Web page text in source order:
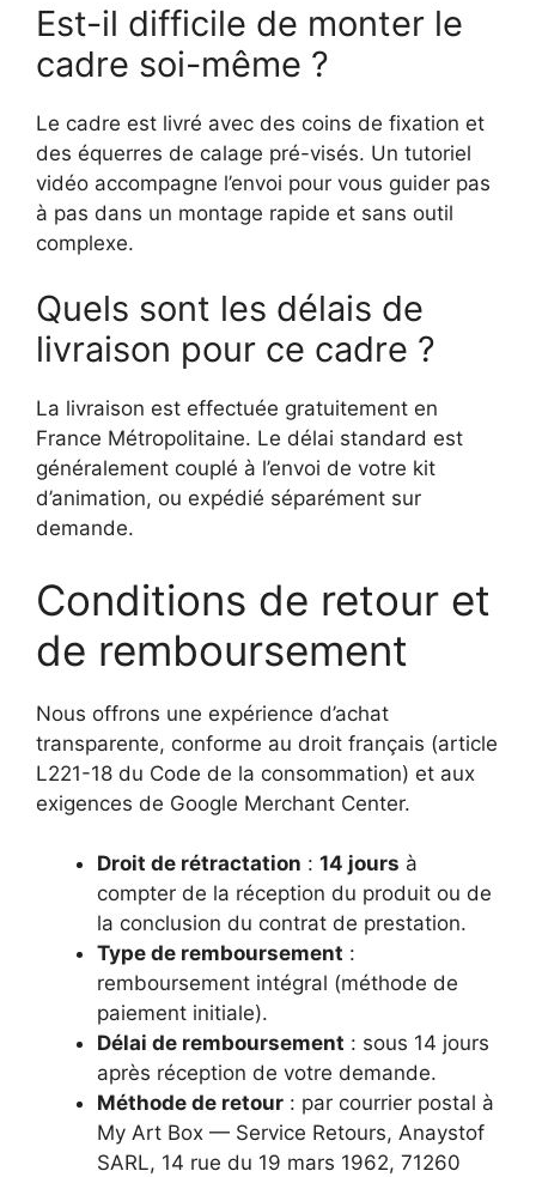
Est-il difficile de monter le
cadre soi-même ?
Le cadre est livré avec des coins de fixation et
des équerres de calage pré-visés. Un tutoriel
vidéo accompagne l’envoi pour vous guider pas
à pas dans un montage rapide et sans outil
complexe.
Quels sont les délais de
livraison pour ce cadre ?
La livraison est effectuée gratuitement en
France Métropolitaine. Le délai standard est
généralement couplé à l’envoi de votre kit
d’animation, ou expédié séparément sur
demande.
Conditions de retour et
de remboursement
Nous offrons une expérience d’achat
transparente, conforme au droit français (article
L221-18 du Code de la consommation) et aux
exigences de Google Merchant Center.
Droit de rétractation : 14 jours à
compter de la réception du produit ou de
la conclusion du contrat de prestation.
Type de remboursement :
remboursement intégral (méthode de
paiement initiale).
Délai de remboursement : sous 14 jours
après réception de votre demande.
Méthode de retour : par courrier postal à
My Art Box — Service Retours, Anaystof
SARL, 14 rue du 19 mars 1962, 71260